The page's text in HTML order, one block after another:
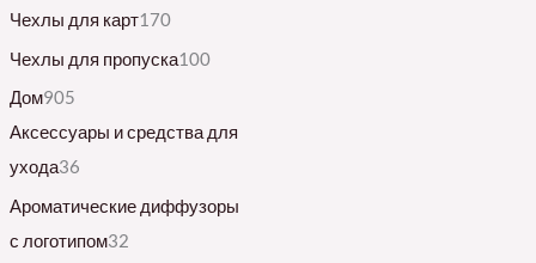
Чехлы для карт170
Чехлы для пропуска100
Дом905
Аксессуары и средства для
ухода36
Ароматические диффузоры
с логотипом32